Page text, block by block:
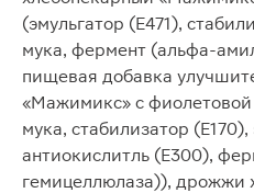
(эмульгатор (Е471),
мука, фермент (альфа-
пищевая добавка
«Мажимикс» с
мука, стабилизатор
антиокислитль (Е300),
гемицеллюлаза)), дрожжи